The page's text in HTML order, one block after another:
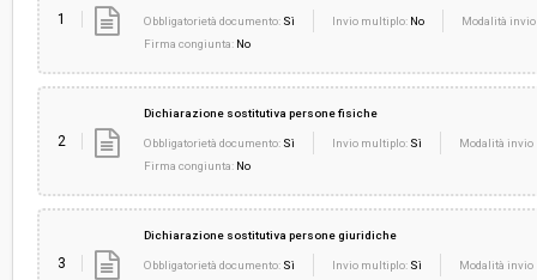
1 Obbligatorietà documento: Sì Invio multiplo: No
Modalità
Firma congiunta: No
2
Dichiarazione sostitutiva persone fisiche
Obbligatorietà documento: Sì Invio multiplo: Sì
Modalità invio
Firma congiunta: No
3
Dichiarazione sostitutiva persone giuridiche
Obbligatorietà documento: Sì Invio multiplo: Sì
Modalità invio